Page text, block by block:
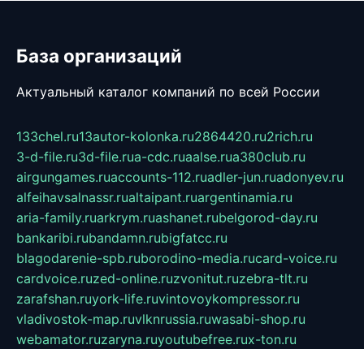
База организаций
Актуальный каталог компаний по всей России
133chel.ru13autor-kolonka.ru2864420.ru2rich.ru
3-d-file.ru3d-file.rua-cdc.ruaalse.rua380club.ru
airgungames.ruaccounts-112.ruadler-jun.ruadonyev.ru
alfeihavsalnassr.rualtaipant.ruargentinamia.ru
aria-family.ruarkrym.ruashanet.rubelgorod-day.ru
bankaribi.rubandamn.rubigfatcc.ru
blagodarenie-spb.ruborodino-media.rucard-voice.ru
cardvoice.ruzed-online.ruzvonitut.ruzebra-tlt.ru
zarafshan.ruyork-life.ruvintovoykompressor.ru
vladivostok-map.ruvlknrussia.ruwasabi-shop.ru
webamator.ruzaryna.ruyoutubefree.rux-ton.ru